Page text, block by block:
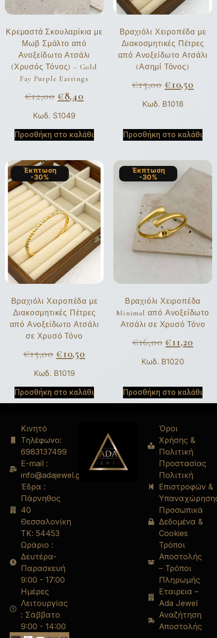
Κρεμαστά Σκουλαρίκια με
Μωβ Σμάλτο από
Ανοξείδωτο Ατσάλι
(Χρυσός Τόνος) – Gold
Fay Purple Earrings
€12,00 €8,40
Κωδ. S1049
Προσθήκη στο καλάθι
Βραχιόλι Χειροπέδα με
Διακοσμητικές Πέτρες
από Ανοξείδωτο Ατσάλι
(Ασημί Τόνος)
€15,00 €10,50
Κωδ. B1018
Προσθήκη στο καλάθι
Έκπτωση
-30%
Βραχιόλι Χειροπέδα με
Διακοσμητικές Πέτρες
από Ανοξείδωτο Ατσάλι
σε Χρυσό Τόνο
€15,00 €10,50
Κωδ. B1019
Προσθήκη στο καλάθι
Έκπτωση
-30%
Βραχιόλι Χειροπέδα
Minimal από Ανοξείδωτο
Ατσάλι σε Χρυσό Τόνο
€16,00 €11,20
Κωδ. B1020
Προσθήκη στο καλάθι
Κινητό
Τηλέφωνο:
6983137499
E-mail :
info@adajewel.gr
Έδρα :
Πάρνηθος
40
Θεσσαλονίκη
ΤΚ: 54453
Ωράριο :
Δευτέρα-
Παρασκευή
9:00 - 17:00
Ημέρες
Λειτουργίας
: Σάββατο
9:00 - 14:00
Όροι
Χρήσης &
Πολιτική
Προστασίας
Πολιτική
Επιστροφών &
Προσωπικά
Δεδομένα &
Cookies
Τρόποι
Αποστολής
– Τρόποι
Πληρωμής
Εταιρεια –
Ada Jewel
Αναζήτηση
Αποστολής